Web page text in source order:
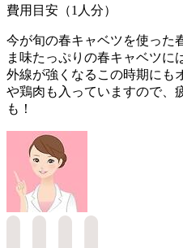
費用目安（1人分）
今が旬の春キャベツを使った
ま味たっぷりの春キャベツに
外線が強くなるこの時期にも
や鶏肉も入っていますので、
も！